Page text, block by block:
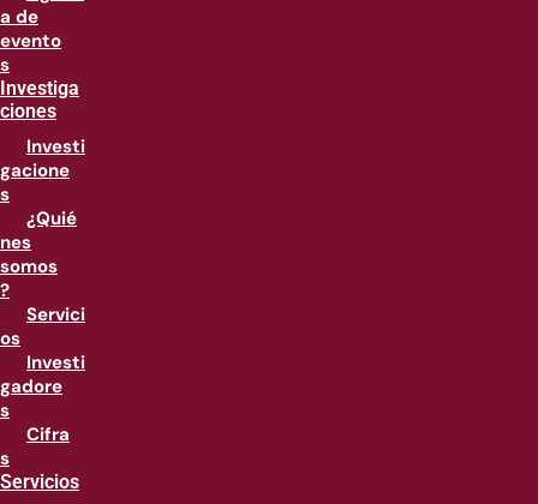
a de
evento
s
Investiga
ciones
Investi
gacione
s
¿Quié
nes
somos
?
Servici
os
Investi
gadore
s
Cifra
s
Servicios